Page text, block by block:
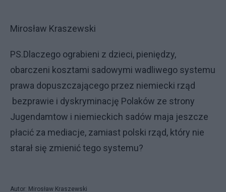
Mirosław Kraszewski
PS.Dlaczego ograbieni z dzieci, pieniędzy,
obarczeni kosztami sadowymi wadliwego systemu
prawa dopuszczającego przez niemiecki rząd
bezprawie i dyskryminację Polaków ze strony
Jugendamtow i niemieckich sadów maja jeszcze
płacić za mediacje, zamiast polski rząd, który nie
starał się zmienić tego systemu?
Autor: Mirosław Kraszewski